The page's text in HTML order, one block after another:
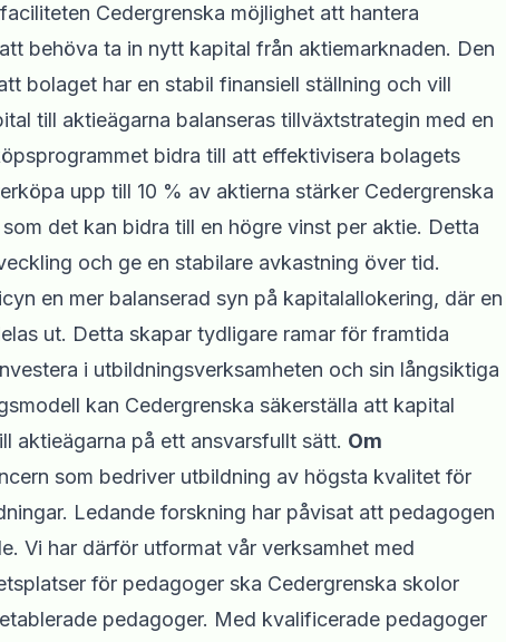
Cedergrenska möjlighet att hantera
behöva ta in nytt kapital från aktiemarknaden. Den
bolaget har en stabil finansiell ställning och vill
till aktieägarna balanseras tillväxtstrategin med en
bidra till att effektivisera bolagets
upp till 10 % av aktierna stärker Cedergrenska
det kan bidra till en högre vinst per aktie. Detta
och ge en stabilare avkastning över tid.
en mer balanserad syn på kapitalallokering, där en
ut. Detta skapar tydligare ramar för framtida
i utbildningsverksamheten och sin långsiktiga
kan Cedergrenska säkerställa att kapital
aktieägarna på ett ansvarsfullt sätt. Om
som bedriver utbildning av högsta kvalitet för
Ledande forskning har påvisat att pedagogen
Vi har därför utformat vår verksamhet med
för pedagoger ska Cedergrenska skolor
pedagoger. Med kvalificerade pedagoger